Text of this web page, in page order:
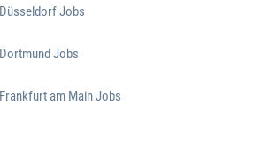
Düsseldorf Jobs
Dortmund Jobs
Frankfurt am Main Jobs